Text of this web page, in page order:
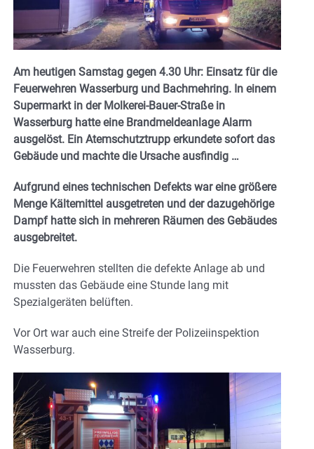
Am heutigen Samstag gegen 4.30 Uhr: Einsatz für die
Feuerwehren Wasserburg und Bachmehring. In einem
Supermarkt in der Molkerei-Bauer-Straße in
Wasserburg hatte eine Brandmeldeanlage Alarm
ausgelöst. Ein Atemschutztrupp erkundete sofort das
Gebäude und machte die Ursache ausfindig …
Aufgrund eines technischen Defekts war eine größere
Menge Kältemittel ausgetreten und der dazugehörige
Dampf hatte sich in mehreren Räumen des Gebäudes
ausgebreitet.
Die Feuerwehren stellten die defekte Anlage ab und
mussten das Gebäude eine Stunde lang mit
Spezialgeräten belüften.
Vor Ort war auch eine Streife der Polizeiinspektion
Wasserburg.